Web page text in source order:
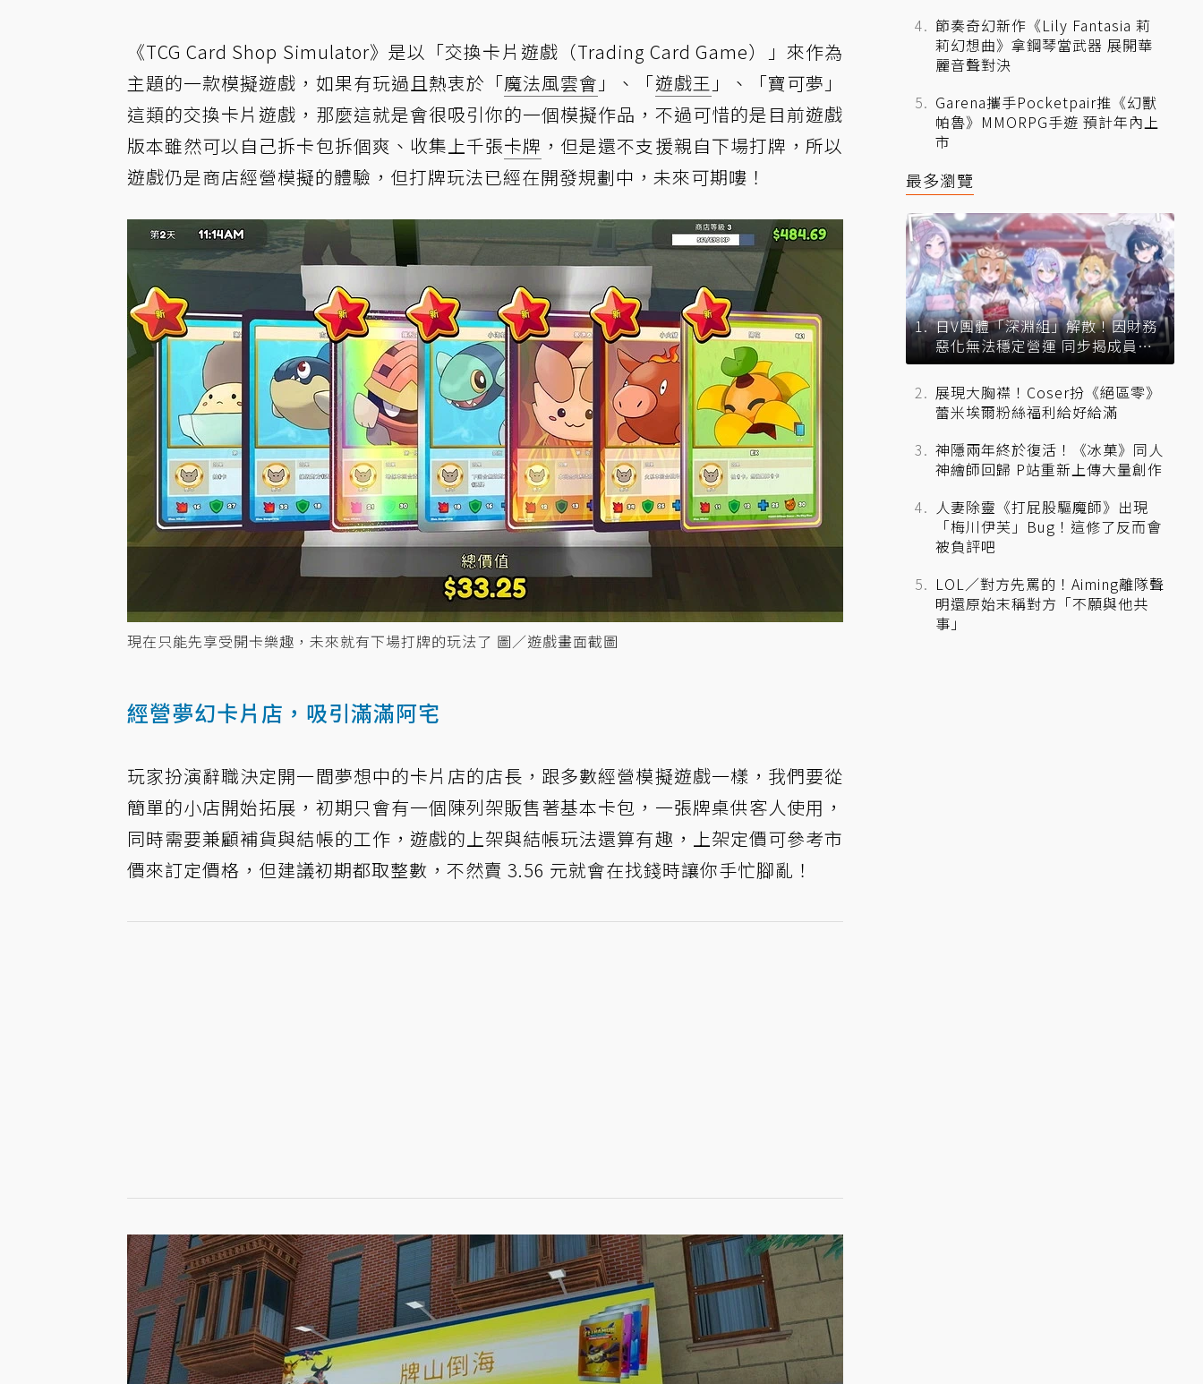
《TCG Card Shop Simulator》是以「交換卡片遊戲（Trading Card Game）」來作為
主題的一款模擬遊戲，如果有玩過且熱衷於「魔法風雲會 」、「遊戲王 」、「寶可夢」
這類的交換卡片遊戲，那麼這就是會很吸引你的一個模擬作品，不過可惜的是目前遊戲
版本雖然可以自己拆卡包拆個爽、收集上千張卡牌 ，但是還不支援親自下場打牌，所以
遊戲仍是商店經營模擬的體驗，但打牌玩法已經在開發規劃中，未來可期嘍！
現在只能先享受開卡樂趣，未來就有下場打牌的玩法了 圖／遊戲畫面截圖
經營夢幻卡片店，吸引滿滿阿宅
玩家扮演辭職決定開一間夢想中的卡片店的店長，跟多數經營模擬遊戲一樣，我們要從
簡單的小店開始拓展，初期只會有一個陳列架販售著基本卡包，一張牌桌供客人使用，
同時需要兼顧補貨與結帳的工作，遊戲的上架與結帳玩法還算有趣，上架定價可參考市
價來訂定價格，但建議初期都取整數，不然賣 3.56 元就會在找錢時讓你手忙腳亂！
節奏奇幻新作《Lily Fantasia 莉
莉幻想曲》拿鋼琴當武器 展開華
麗音聲對決
Garena攜手Pocketpair推《幻獸
帕魯》MMORPG手遊 預計年內上
市
最多瀏覽
日V團體「深淵組」解散！因財務
惡化無法穩定營運 同步揭成員未
來去向
展現大胸襟！Coser扮《絕區零》
蕾米埃爾粉絲福利給好給滿
神隱兩年終於復活！《冰菓》同人
神繪師回歸 P站重新上傳大量創作
人妻除靈《打屁股驅魔師》出現
「梅川伊芙」Bug！這修了反而會
被負評吧
LOL／對方先罵的！Aiming離隊聲
明還原始末稱對方「不願與他共
事」